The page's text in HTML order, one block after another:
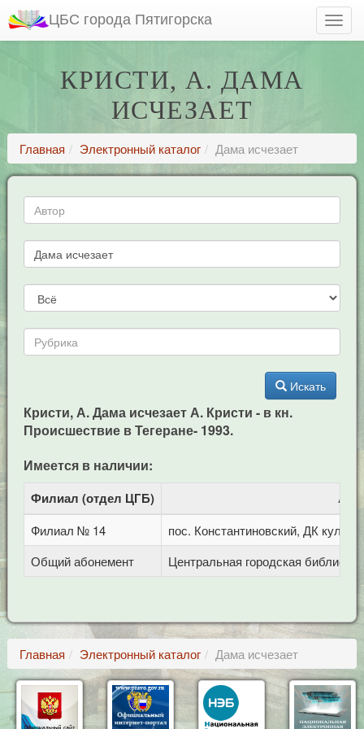
ЦБС города Пятигорска
КРИСТИ, А. ДАМА
ИСЧЕЗАЕТ
Главная Электронный каталог Дама исчезает
Искать
Кристи, А. Дама исчезает А. Кристи - в кн.
Происшествие в Тегеране- 1993.
Имеется в наличии:
Филиал (отдел ЦГБ)
Филиал № 14
пос. Константиновский, ДК
Общий абонемент
Центральная городская
Главная Электронный каталог Дама исчезает